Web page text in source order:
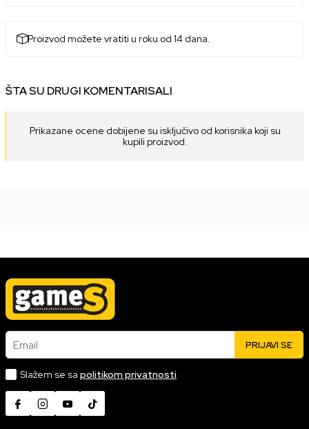
Proizvod možete vratiti u roku od 14 dana.
ŠTA SU DRUGI KOMENTARISALI
Prikazane ocene dobijene su isključivo od korisnika koji su
kupili proizvod.
Email PRIJAVI SE
Slažem se sa politikom privatnosti